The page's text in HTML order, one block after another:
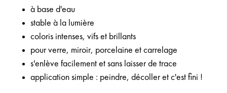
à base d'eau
stable à la lumière
coloris intenses, vifs et brillants
pour verre, miroir, porcelaine et carrelage
s'enlève facilement et sans laisser de trace
application simple : peindre, décoller et c'est fini !